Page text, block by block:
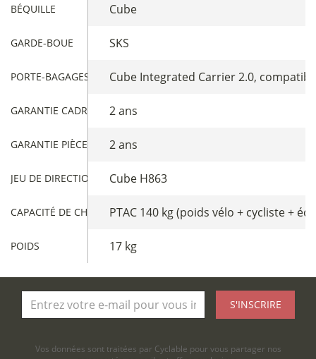
BÉQUILLE Cube
GARDE-BOUE SKS
PORTE-BAGAGES ARRIÈRECube Integrated Carrier 2.0,
GARANTIE CADRE 2 ans
GARANTIE PIÈCES 2 ans
JEU DE DIRECTION Cube H863
CAPACITÉ DE CHARGEPTAC 140 kg (poids vélo + cycliste +
POIDS 17 kg
S'INSCRIRE
Vos données sont traitées par Cyclable pour vous partager nos